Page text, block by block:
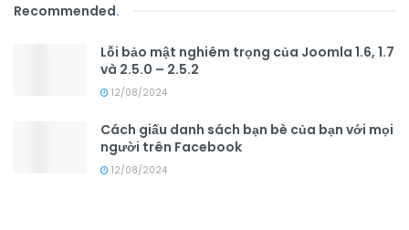
Recommended.
Lỗi bảo mật nghiêm trọng của Joomla 1.6, 1.7
và 2.5.0 – 2.5.2
12/08/2024
Cách giấu danh sách bạn bè của bạn với mọi
người trên Facebook
12/08/2024